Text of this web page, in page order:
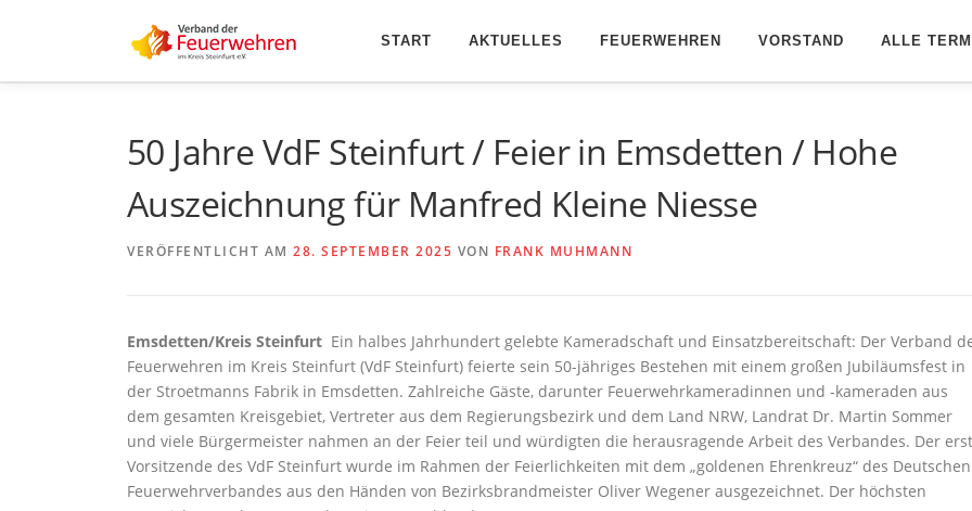
START AKTUELLES FEUERWEHREN VORSTAND ALLE
50 Jahre VdF Steinfurt / Feier in Emsdetten / Hohe
Auszeichnung für Manfred Kleine Niesse
VERÖFFENTLICHT AM 28. SEPTEMBER 2025 VON FRANK MUHMANN
Emsdetten/Kreis Steinfurt Ein halbes Jahrhundert gelebte Kameradschaft und Einsatzbereitschaft: Der Verband
Feuerwehren im Kreis Steinfurt (VdF Steinfurt) feierte sein 50-jähriges Bestehen mit einem großen Jubiläumsfest in
der Stroetmanns Fabrik in Emsdetten. Zahlreiche Gäste, darunter Feuerwehrkameradinnen und -kameraden aus
dem gesamten Kreisgebiet, Vertreter aus dem Regierungsbezirk und dem Land NRW, Landrat Dr. Martin Sommer
und viele Bürgermeister nahmen an der Feier teil und würdigten die herausragende Arbeit des Verbandes. Der
Vorsitzende des VdF Steinfurt wurde im Rahmen der Feierlichkeiten mit dem „goldenen Ehrenkreuz“ des Deutschen
Feuerwehrverbandes aus den Händen von Bezirksbrandmeister Oliver Wegener ausgezeichnet. Der höchsten